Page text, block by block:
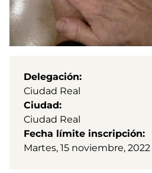
Delegación
Ciudad Real
Ciudad
Ciudad Real
Fecha límite inscripción
Martes, 15 noviembre, 2022